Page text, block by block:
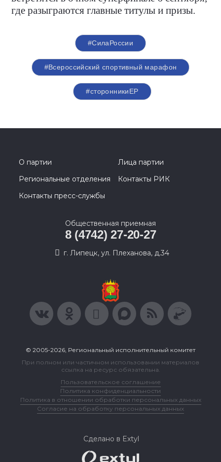
где разыграются главные титулы и призы.
#СилаРоссии
#Всероссийский спортивный марафон
#сторонникиЕР
О партии
Лица партии
Региональные отделения
Контакты РИК
Контакты пресс-службы
Общественная приемная
8 (4742) 27-20-27
г. Липецк, ул. Плеханова, д.34
© 2005-2026, Региональный исполнительный комитет
При полном или частичном использовании материалов
ссылка на ресурс обязательна.
Пользовательское соглашение
Политика конфиденциальности
Политика в отношении обработки персональных данных
Согласие на обработку персональных данных
Сделано в Extyl